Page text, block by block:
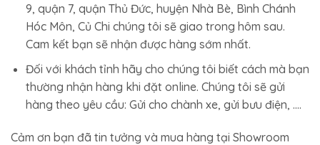
9, quận 7, quận Thủ Đức, huyện Nhà Bè, Bình Chánh
Hóc Môn, Củ Chi chúng tôi sẽ giao trong hôm sau.
Cam kết bạn sẽ nhận được hàng sớm nhất.
Đối với khách tỉnh hãy cho chúng tôi biết cách mà bạn
thường nhận hàng khi đặt online. Chúng tôi sẽ gửi
hàng theo yêu cầu: Gửi cho chành xe, gửi bưu điện, ….
Cảm ơn bạn đã tin tưởng và mua hàng tại Showroom